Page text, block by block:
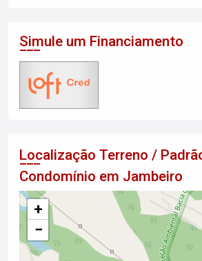
Simule um Financiamento
Localização Terreno /
Condomínio em Jambeiro
+
−